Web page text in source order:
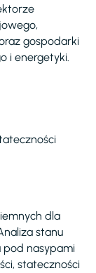
gospodarki
i energetyki.
dla
stanu
pod nasypami
stateczności